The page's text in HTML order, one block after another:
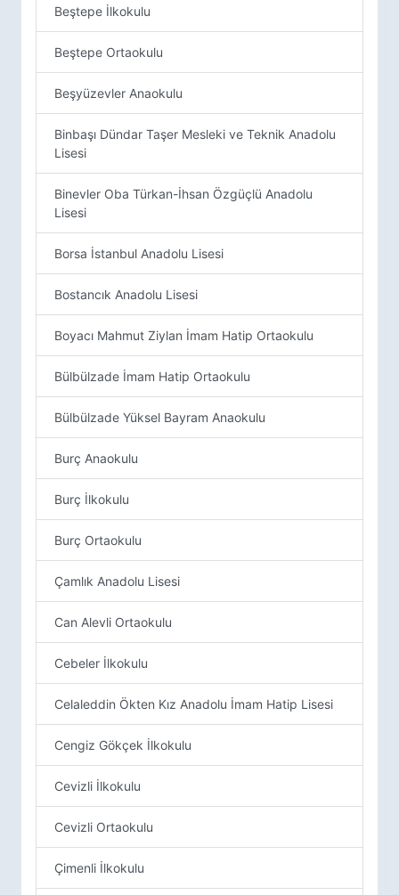
Beştepe İlkokulu
Beştepe Ortaokulu
Beşyüzevler Anaokulu
Binbaşı Dündar Taşer Mesleki ve Teknik Anadolu
Lisesi
Binevler Oba Türkan-İhsan Özgüçlü Anadolu
Lisesi
Borsa İstanbul Anadolu Lisesi
Bostancık Anadolu Lisesi
Boyacı Mahmut Ziylan İmam Hatip Ortaokulu
Bülbülzade İmam Hatip Ortaokulu
Bülbülzade Yüksel Bayram Anaokulu
Burç Anaokulu
Burç İlkokulu
Burç Ortaokulu
Çamlık Anadolu Lisesi
Can Alevli Ortaokulu
Cebeler İlkokulu
Celaleddin Ökten Kız Anadolu İmam Hatip Lisesi
Cengiz Gökçek İlkokulu
Cevizli İlkokulu
Cevizli Ortaokulu
Çimenli İlkokulu